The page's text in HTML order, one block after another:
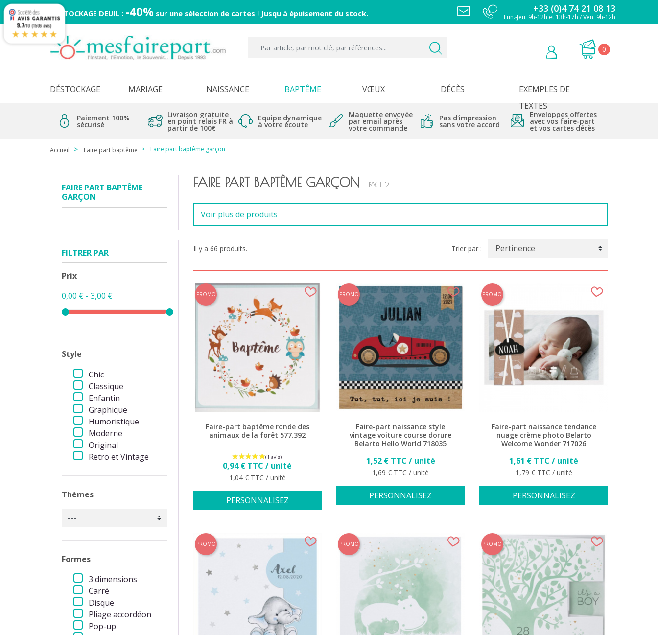
DESTOCKAGE DEUIL : -40% sur une sélection de cartes ! Jusqu'à épuisement du stock. +33 (0)4 74 21 08 13
Lun.-Jeu. 9h-12h et 13h-17h / Ven. 9h-12h
0
DÉSTOCKAGE MARIAGE NAISSANCE BAPTÊME VŒUX DÉCÈS
EXEMPLES DE
TEXTES
Paiement 100%
sécurisé
Livraison gratuite
en point relais FR à
partir de 100€
Equipe dynamique
à votre écoute
Maquette envoyée
par email après
votre commande
Pas d'impression
sans votre accord
Enveloppes offertes
avec vos faire-part
et vos cartes décès
Accueil Faire part baptême Faire part baptême garçon
FAIRE PART BAPTÊME
GARÇON
FILTRER PAR
Prix
0,00 € - 3,00 €
Style
Chic
Classique
Enfantin
Graphique
Humoristique
Moderne
Original
Retro et Vintage
Thèmes
Formes
3 dimensions
Carré
Disque
Pliage accordéon
Pop-up
FAIRE PART BAPTÊME GARÇON - PAGE 2
Voir plus de produits
Il y a 66 produits. Trier par :
Faire-part baptême ronde des
animaux de la forêt 577.392
Prix
0,94 € TTC / unité
Prix de base
1,04 € TTC / unité
PERSONNALISEZ
PROMO
Faire-part naissance style
vintage voiture course dorure
Belarto Hello World 718035
Prix
1,52 € TTC / unité
Prix de base
1,69 € TTC / unité
PERSONNALISEZ
PROMO
Faire-part naissance tendance
nuage crème photo Belarto
Welcome Wonder 717026
Prix
1,61 € TTC / unité
Prix de base
1,79 € TTC / unité
PERSONNALISEZ
PROMO
PROMO PROMO PROMO
9.7/10 (1506 avis)
★★★★★